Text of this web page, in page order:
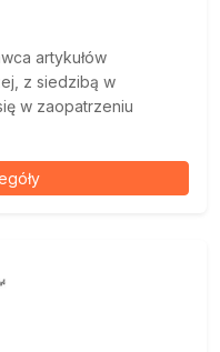
artykułów
z siedzibą w
w zaopatrzeniu